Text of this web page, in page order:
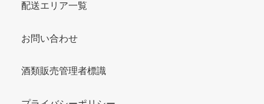
配送エリア一覧
お問い合わせ
酒類販売管理者標識